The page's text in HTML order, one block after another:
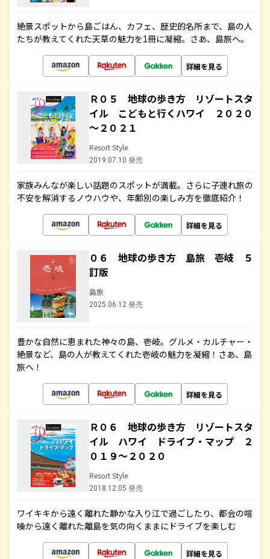
絶景スポットから島ごはん、カフェ、歴史的名所まで、島の人
たちが教えてくれた天草の魅力を1冊に凝縮。さあ、島旅へ。
詳細を見る
Ｒ０５ 地球の歩き方 リゾートスタ
イル こどもと行くハワイ ２０２０
～２０２１
Resort Style
2019.07.10 発売
家族みんなが楽しい話題のスポットが満載。さらに子連れ旅の
不安を解消するノウハウや、年齢別の楽しみ方を徹底紹介！
詳細を見る
０６ 地球の歩き方 島旅 壱岐 ５
訂版
島旅
2025.06.12 発売
豊かな自然に恵まれた神々の島、壱岐。グルメ・カルチャー・
絶景など、島の人が教えてくれた壱岐の魅力を凝縮！さあ、島
旅へ！
詳細を見る
Ｒ０６ 地球の歩き方 リゾートスタ
イル ハワイ ドライブ・マップ ２
０１９～２０２０
Resort Style
2018.12.05 発売
ワイキキから遠く離れた静かな入り江で過ごしたり、都会の喧
噪から遠く離れた離島を気の向くままにドライブを楽しむ
詳細を見る